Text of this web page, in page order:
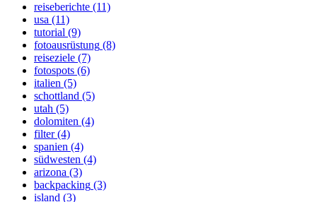
reiseberichte (11)
usa (11)
tutorial (9)
fotoausrüstung (8)
reiseziele (7)
fotospots (6)
italien (5)
schottland (5)
utah (5)
dolomiten (4)
filter(4)
spanien (4)
südwesten (4)
arizona (3)
backpacking (3)
island (3)